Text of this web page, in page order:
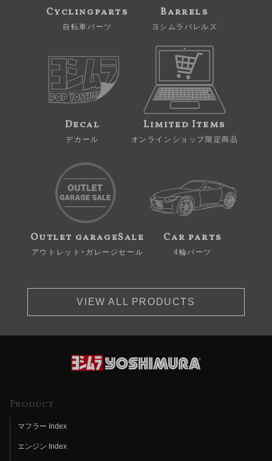
Cyclingparts
自転車パーツ
Barrels
ヨシムラバレルズ
Decal
デカール
Limited Items
オンラインショップ限定商品
Outlet garageSale
アウトレット・ガレージセール
Car parts
4輪パーツ
VIEW ALL PRODUCTS
Product
マフラー Index
エンジン Index